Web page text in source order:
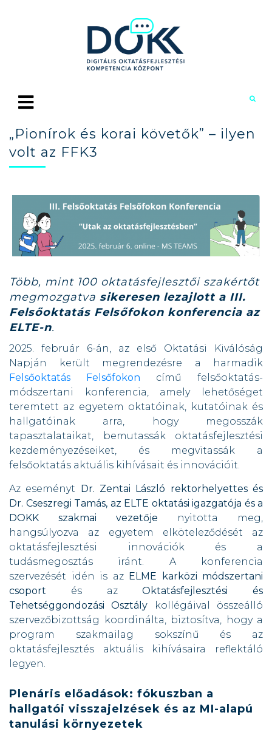
„Pionírok és korai követők” – ilyen
volt az FFK3
Több, mint 100 oktatásfejlesztői szakértőt
megmozgatva sikeresen lezajlott a III.
Felsőoktatás Felsőfokon konferencia az
ELTE-n.
2025. február 6-án, az első Oktatási Kiválóság
Napján került megrendezésre a harmadik
Felsőoktatás Felsőfokon című felsőoktatás-
módszertani konferencia, amely lehetőséget
teremtett az egyetem oktatóinak, kutatóinak és
hallgatóinak arra, hogy megosszák
tapasztalataikat, bemutassák oktatásfejlesztési
kezdeményezéseiket, és megvitassák a
felsőoktatás aktuális kihívásait és innovációit.
Az eseményt Dr. Zentai László rektorhelyettes és
Dr. Cseszregi Tamás, az ELTE oktatási igazgatója és a
DOKK szakmai vezetője nyitotta meg,
hangsúlyozva az egyetem elköteleződését az
oktatásfejlesztési innovációk és a
tudásmegosztás iránt. A konferencia
szervezését idén is az ELME karközi módszertani
csoport és azOktatásfejlesztési és
Tehetséggondozási Osztály kollégáival összeálló
szervezőbizottság koordinálta, biztosítva, hogy a
program szakmailag sokszínű és az
oktatásfejlesztés aktuális kihívásaira reflektáló
legyen.
Plenáris előadások: fókuszban a
hallgatói visszajelzések és az MI-alapú
tanulási környezetek